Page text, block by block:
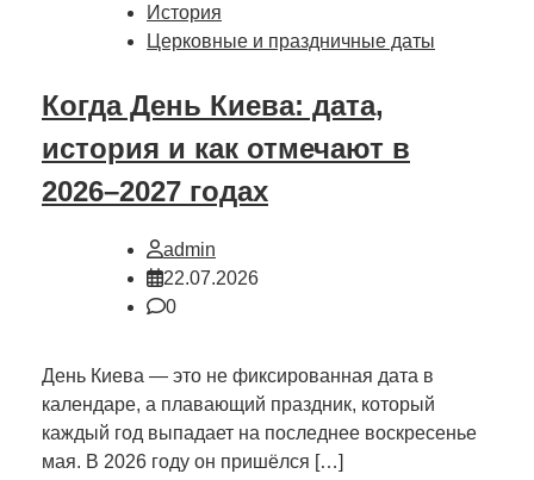
История
Церковные и праздничные даты
Когда День Киева: дата,
история и как отмечают в
2026–2027 годах
admin
22.07.2026
0
День Киева — это не фиксированная дата в
календаре, а плавающий праздник, который
каждый год выпадает на последнее воскресенье
мая. В 2026 году он пришёлся […]